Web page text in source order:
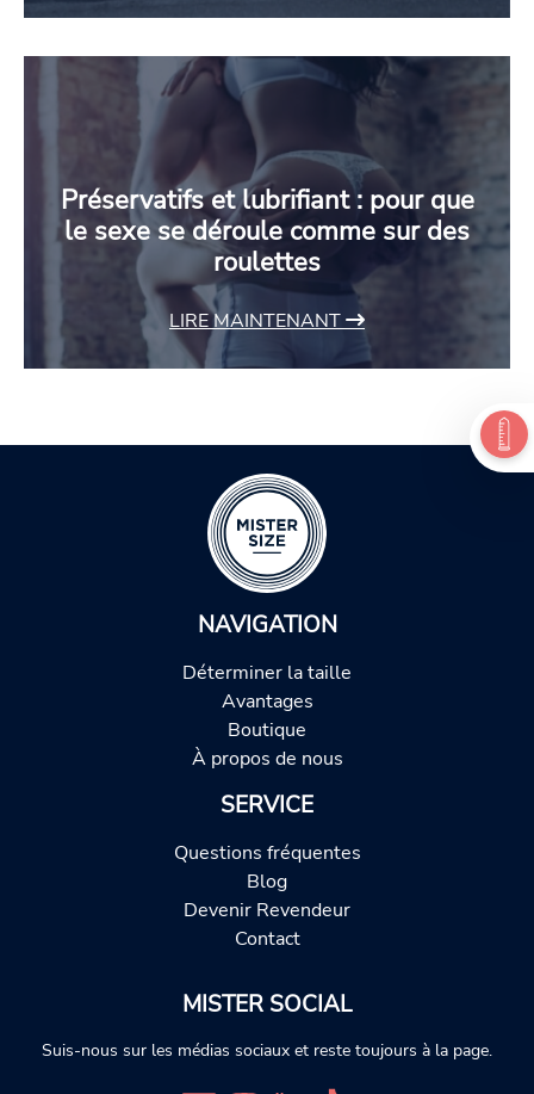
Préservatifs et lubrifiant : pour que
le sexe se déroule comme sur des
roulettes
LIRE MAINTENANT
NAVIGATION
Déterminer la taille
Avantages
Boutique
À propos de nous
SERVICE
Questions fréquentes
Blog
Devenir Revendeur
Contact
MISTER SOCIAL
Suis-nous sur les médias sociaux et reste toujours à la page.